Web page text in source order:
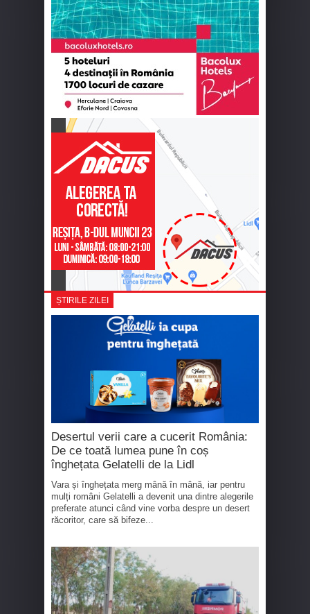
ȘTIRILE ZILEI
Desertul verii care a cucerit România:
De ce toată lumea pune în coș
înghețata Gelatelli de la Lidl
Vara și înghețata merg mână în mână, iar pentru
mulți români Gelatelli a devenit una dintre alegerile
preferate atunci când vine vorba despre un desert
răcoritor, care să bifeze...